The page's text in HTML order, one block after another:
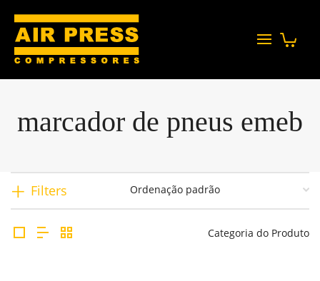
marcador de pneus emeb
Filters
Categoria do Produto